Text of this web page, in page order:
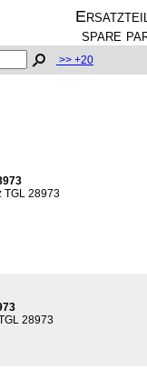
spare
>> +20
TGL 28973
28973